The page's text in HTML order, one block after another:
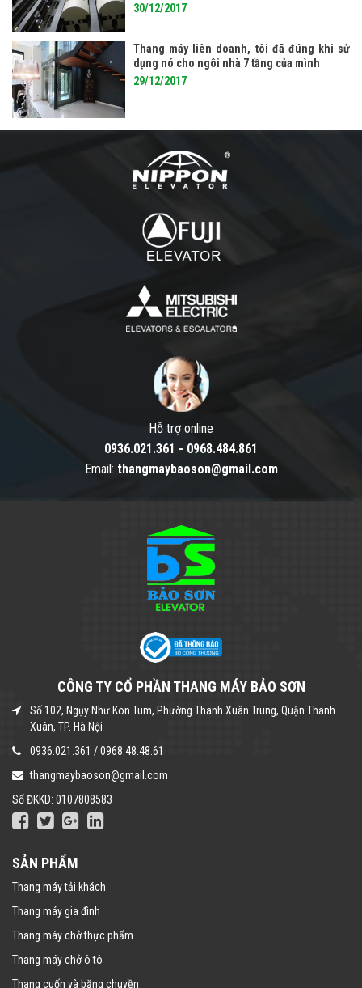
30/12/2017
Thang máy liên doanh, tôi đã đúng khi sử
dụng nó cho ngôi nhà 7 tầng của mình
29/12/2017
Hỗ trợ online
0936.021.361 - 0968.484.861
Email: thangmaybaoson@gmail.com
CÔNG TY CỔ PHẦN THANG MÁY BẢO SƠN
Số 102, Ngụy Như Kon Tum, Phường Thanh Xuân Trung, Quận Thanh
Xuân, TP. Hà Nội
0936.021.361 /0968.48.48.61
thangmaybaoson@gmail.com
Số ĐKKD: 0107808583
SẢN PHẨM
Thang máy tải khách
Thang máy gia đình
Thang máy chở thực phẩm
Thang máy chở ô tô
Thang cuốn và băng chuyền